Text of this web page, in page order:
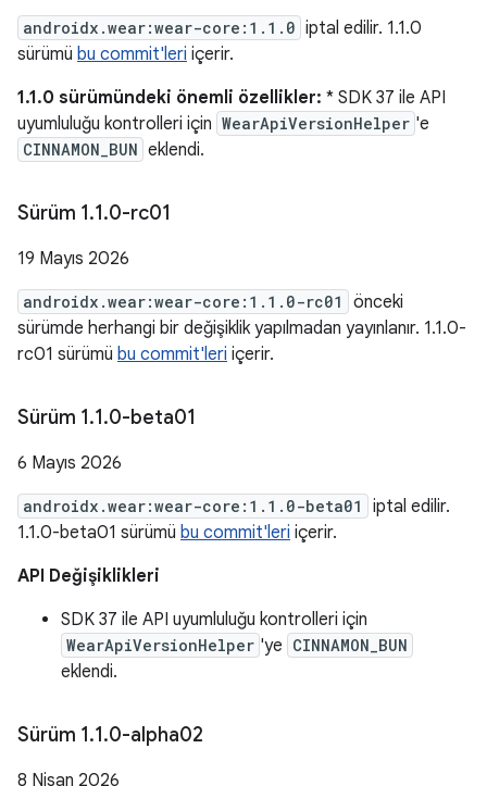
androidx.wear:wear-core:1.1.0 iptal edilir. 1.1.0
sürümü bu commit'leri içerir.
1.1.0 sürümündeki önemli özellikler: * SDK 37 ile API
uyumluluğu kontrolleri için WearApiVersionHelper 'e
CINNAMON_BUN eklendi.
Sürüm 1.1.0-rc01
19 Mayıs 2026
androidx.wear:wear-core:1.1.0-rc01
önceki
sürümde herhangi bir değişiklik yapılmadan yayınlanır. 1.1.0-
rc01 sürümü bu commit'leri içerir.
Sürüm 1.1.0-beta01
6 Mayıs 2026
androidx.wear:wear-core:1.1.0-beta01
iptal edilir.
1.1.0-beta01 sürümü bu commit'leri içerir.
API Değişiklikleri
SDK 37 ile API uyumluluğu kontrolleri için
WearApiVersionHelper 'ye CINNAMON_BUN
eklendi.
Sürüm 1.1.0-alpha02
8 Nisan 2026